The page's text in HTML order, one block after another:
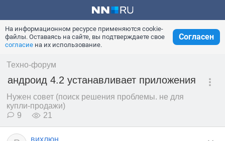
На информационном ресурсе применяются cookie-
файлы. Оставаясь на сайте, вы подтверждаете свое
согласие на их использование.
Согласен
Техно-форум
андроид 4.2 устанавливает приложения
Нужен совет (поиск решения проблемы. не для
купли-продажи)
9
21
вихлюн